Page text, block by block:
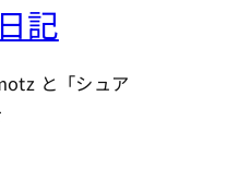
記
と「シュア